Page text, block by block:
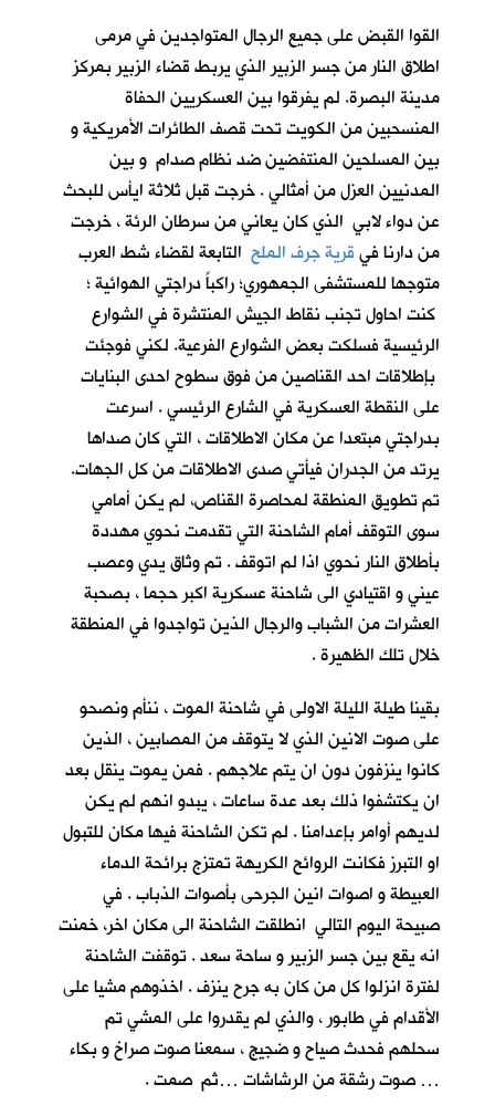
القوا القبض على جميع الرجال المتواجدين في مرمى
اطلاق النار من جسر الزبير الذي يربط قضاء الزبير بمركز
مدينة البصرة. لم يفرقوا بين العسكريين الحفاة
المنسحبين من الكويت تحت قصف الطائرات الأمريكية و
بين المسلحين المنتفضين ضد نظام صدام و بين
المدنيين العزل من أمثالي . خرجت قبل ثلاثة ايأس للبحث
عن دواء لابي الذي كان يعاني من سرطان الرئة ، خرجت
من دارنا فيقرية جرف الملح التابعة لقضاء شط العرب
متوجها للمستشفى الجمهوري؛ راكباً دراجتي الهوائية ؛
كنت احاول تجنب نقاط الجيش المنتشرة في الشوارع
الرئيسية فسلكت بعض الشوارع الفرعية. لكني فوجئت
بإطلاقات احد القناصين من فوق سطوح احدى البنايات
على النقطة العسكرية في الشارع الرئيسي . اسرعت
بدراجتي مبتعدا عن مكان الاطلاقات ، التي كان صداها
يرتد من الجدران فيأتي صدى الاطلاقات من كل الجهات.
تم تطويق المنطقة لمحاصرة القناص، لم يكن أمامي
سوى التوقف أمام الشاحنة التي تقدمت نحوي مهددة
بأطلاق النار نحوي اذا لم اتوقف . تم وثاق يدي وعصب
عيني و اقتيادي الى شاحنة عسكرية اكبر حجما ، بصحبة
العشرات من الشباب والرجال الذين تواجدوا في المنطقة
خلال تلك الظهيرة .
بقينا طيلة الليلة الاولى في شاحنة الموت ، ننأم ونصحو
على صوت الانين الذي لا يتوقف من المصابين ، الذين
كانوا ينزفون دون ان يتم علاجهم . فمن يموت ينقل بعد
ان يكتشفوا ذلك بعد عدة ساعات ، يبدو انهم لم يكن
لديهم أوامر بإعدامنا . لم تكن الشاحنة فيها مكان للتبول
او التبرز فكانت الروائح الكريهة تمتزج برائحة الدماء
العبيطة و اصوات انين الجرحى بأصوات الذباب . في
صبيحة اليوم التالي انطلقت الشاحنة الى مكان اخر، خمنت
انه يقع بين جسر الزبير و ساحة سعد . توقفت الشاحنة
لفترة انزلوا كل من كان به جرح ينزف . اخذوهم مشيا على
الأقدام في طابور ، والذي لم يقدروا على المشي تم
سحلهم فحدث صياح و ضجيج ، سمعنا صوت صراخ و بكاء
… صوت رشقة من الرشاشات …ثم صمت .